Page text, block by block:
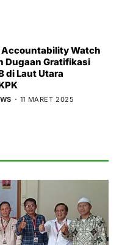
Accountability Watch
Dugaan Gratifikasi
di Laut Utara
11 MARET 2025